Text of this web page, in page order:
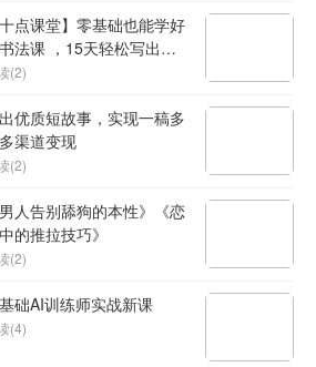
十点课堂】零基础也能学好
法课 ，15天轻松写出漂
生
(2)
优质短故事，实现一稿多
渠道变现
(2)
男人告别舔狗的本性》《恋
的推拉技巧》
(2)
础AI训练师实战新课
(4)